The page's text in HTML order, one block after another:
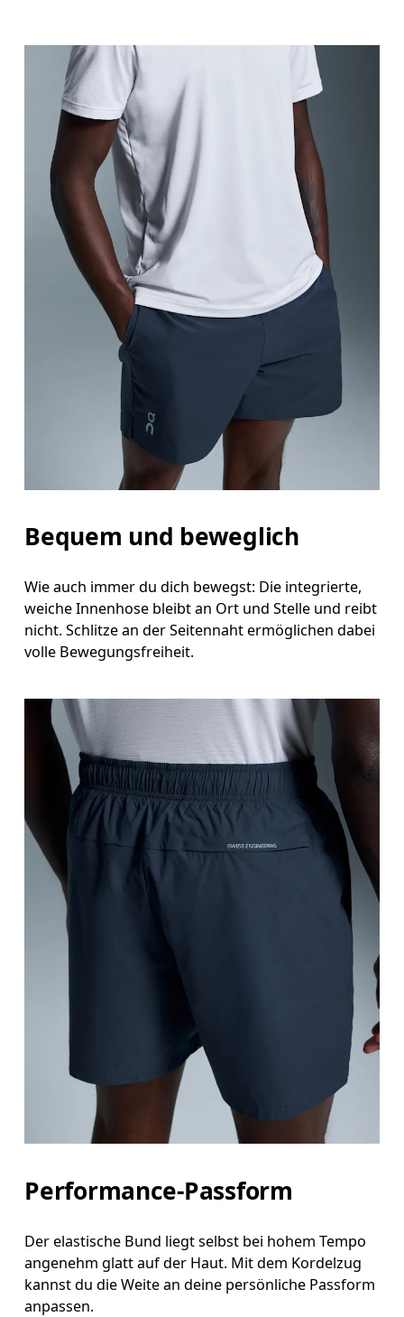
Taille
Miss den Umfang deiner natürlichen Taille.
Miss um die breiteste Stelle deiner Hüfte herum.
Schrittlänge
Stell dich mit durchgedrückten Knien hin, die Füsse leicht auseinander. Miss von der obersten Stelle deines
Innenbeins bis hinunter zum Knöchel.
Bequem und beweglich
Wie auch immer du dich bewegst: Die integrierte,
weiche Innenhose bleibt an Ort und Stelle und reibt
nicht. Schlitze an der Seitennaht ermöglichen dabei
volle Bewegungsfreiheit.
Performance-Passform
Der elastische Bund liegt selbst bei hohem Tempo
angenehm glatt auf der Haut. Mit dem Kordelzug
kannst du die Weite an deine persönliche Passform
anpassen.